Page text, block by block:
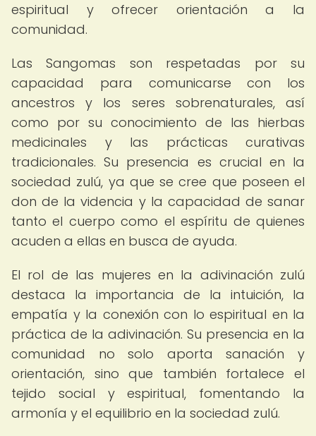
espiritual y ofrecer orientación a la
comunidad.
Las Sangomas son respetadas por su
capacidad para comunicarse con los
ancestros y los seres sobrenaturales, así
como por su conocimiento de las hierbas
medicinales y las prácticas curativas
tradicionales. Su presencia es crucial en la
sociedad zulú, ya que se cree que poseen el
don de la videncia y la capacidad de sanar
tanto el cuerpo como el espíritu de quienes
acuden a ellas en busca de ayuda.
El rol de las mujeres en la adivinación zulú
destaca la importancia de la intuición, la
empatía y la conexión con lo espiritual en la
práctica de la adivinación. Su presencia en la
comunidad no solo aporta sanación y
orientación, sino que también fortalece el
tejido social y espiritual, fomentando la
armonía y el equilibrio en la sociedad zulú.